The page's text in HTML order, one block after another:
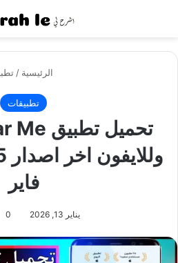
الرئيسية /
تطبيقات
فاير
يناير 13, 2026 0